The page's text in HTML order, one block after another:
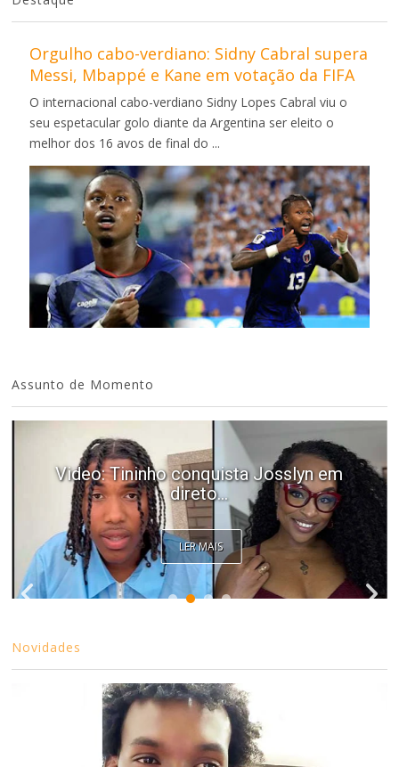
Orgulho cabo-verdiano: Sidny Cabral supera
Messi, Mbappé e Kane em votação da FIFA
O internacional cabo-verdiano Sidny Lopes Cabral viu o
seu espetacular golo diante da Argentina ser eleito o
melhor dos 16 avos de final do ...
Assunto de Momento
Video: Tininho conquista Josslyn em
direto...
LER MAIS
Novidades